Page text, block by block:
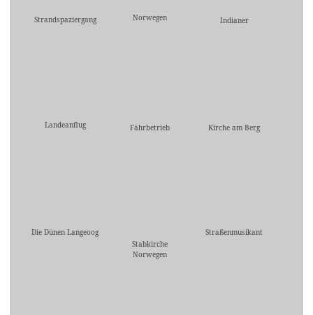
Strandspaziergang Norwegen Indianer
Landeanflug Fährbetrieb Kirche am Berg
Die Dünen Langeoog
Stabkirche
Norwegen
Straßenmusikant